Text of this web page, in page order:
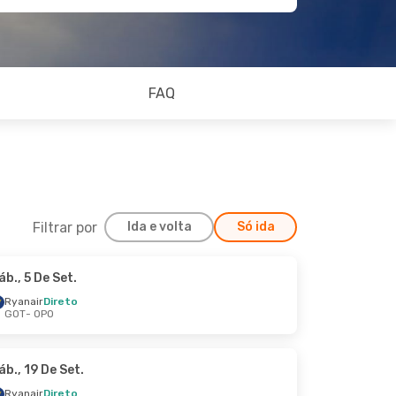
FAQ
Filtrar por Ida e volta Só ida
17 De Out.
5 De Set.
RyanairDireto
GOT- OPO
19 De Set.
RyanairDireto